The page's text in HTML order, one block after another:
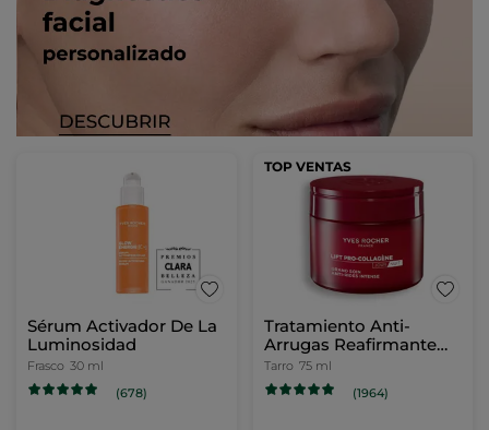
Sérum Activador De La
Luminosidad
Frasco 30 ml
(678)
TOP VENTAS
Tratamiento Anti-
Arrugas Reafirmante
Intenso Día y Noche
Tarro 75 ml
(1964)